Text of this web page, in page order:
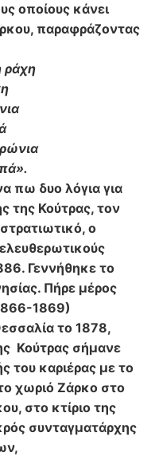
οποίους κάνει
παραφράζοντας
ράχη
πω δυο λόγια για
της Κούτρας, τον
ο
Γεννήθηκε το
Πήρε μέρος
1869)
το 1878,
Κούτρας σήμανε
του καριέρας με το
χωριό Ζάρκο στο
στο κτίριο της
συνταγματάρχης